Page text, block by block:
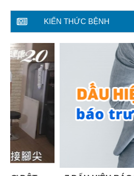
KIẾN THỨC BỆNH